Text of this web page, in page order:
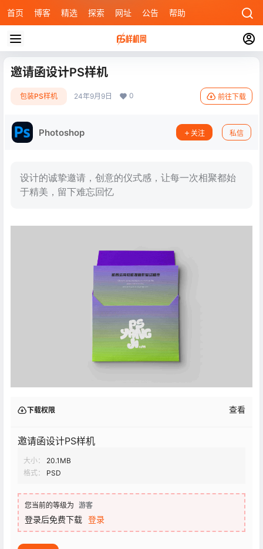
首页 博客 精选 探索 网址 公告 帮助
邀请函设计PS样机
包装PS样机 24年9月9日 0 前往下载
Photoshop 关注 私信
设计的诚挚邀请，创意的仪式感，让每一次相聚都始
于精美，留下难忘回忆
下载权限 查看
邀请函设计PS样机
大小：
20.1MB
格式：
PSD
您当前的等级为 游客
登录后免费下载 登录